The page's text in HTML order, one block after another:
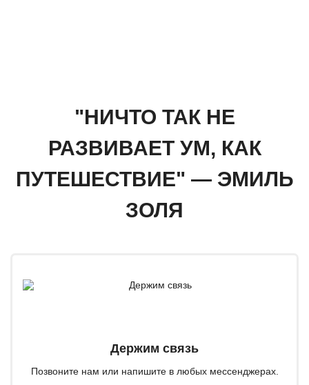
"НИЧТО ТАК НЕ
РАЗВИВАЕТ УМ, КАК
ПУТЕШЕСТВИЕ" — ЭМИЛЬ
ЗОЛЯ
Держим связь
Позвоните нам или напишите в любых мессенджерах.